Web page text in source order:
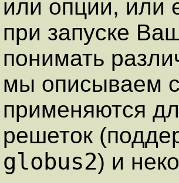
или опции, или
при запуске
понимать
мы описываем
применяются
решеток
globus2) и